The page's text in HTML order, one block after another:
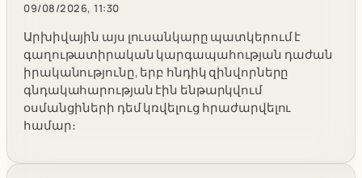
09/08/2026, 11:30
Արխիվային այս լուսանկարը պատկերում է
գաղութատիրական կարգապահության դաժան
իրականությունը, երբ հնդիկ զինվորները
գնդակահարության էին ենթարկվում
օսմանցիների դեմ կռվելուց հրաժարվելու
համար։